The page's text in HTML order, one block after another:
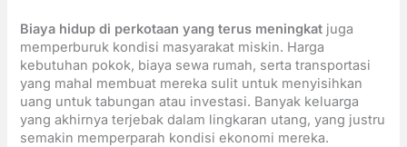
Biaya hidup di perkotaan yang terus meningkat juga
memperburuk kondisi masyarakat miskin. Harga
kebutuhan pokok, biaya sewa rumah, serta transportasi
yang mahal membuat mereka sulit untuk menyisihkan
uang untuk tabungan atau investasi. Banyak keluarga
yang akhirnya terjebak dalam lingkaran utang, yang justru
semakin memperparah kondisi ekonomi mereka.